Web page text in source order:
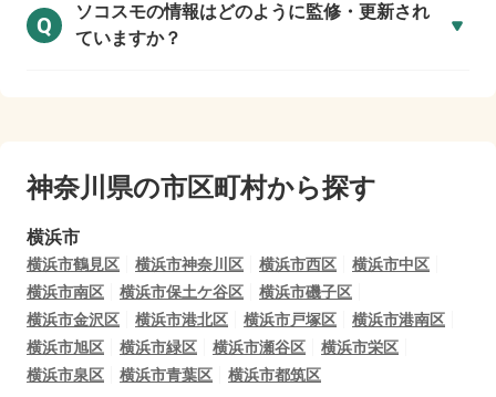
Q
ソコスモの情報はどのように監修・更新され
ていますか？
神奈川県の市区町村から探す
横浜市
横浜市鶴見区 横浜市神奈川区 横浜市西区
横浜市中区
横浜市南区
横浜市保土ケ谷区
横浜市磯子区
横浜市金沢区
横浜市港北区 横浜市戸塚区
横浜市港南区
横浜市旭区
横浜市緑区 横浜市瀬谷区
横浜市栄区
横浜市泉区
横浜市青葉区 横浜市都筑区